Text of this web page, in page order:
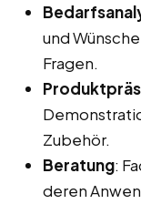
und
Fragen.
Zubehör.
Beratung:
deren